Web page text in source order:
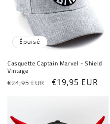
Épuisé
Casquette Captain Marvel - Shield
Vintage
Prix
€24,95 EUR
Prix
€19,95 EUR